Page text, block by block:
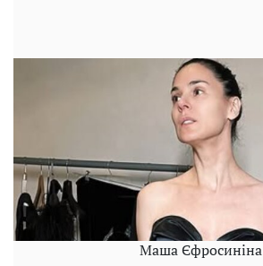
Маша Єфросиніна